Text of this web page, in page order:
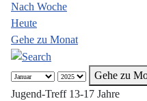
Nach Woche
Heute
Gehe zu Monat
Gehe zu
Jugend-Treff 13-17 Jahre